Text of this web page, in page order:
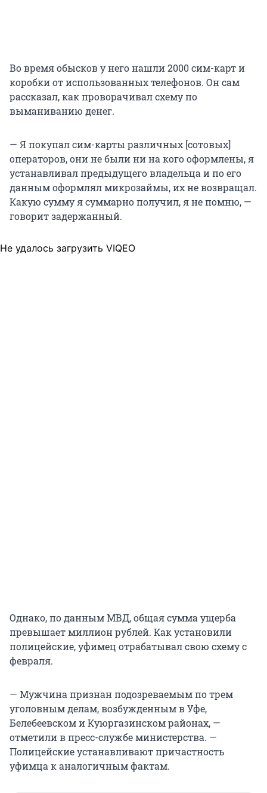
Во время обысков у него нашли 2000 сим-карт и
коробки от использованных телефонов. Он сам
рассказал, как проворачивал схему по
выманиванию денег.
— Я покупал сим-карты различных [сотовых]
операторов, они не были ни на кого оформлены, я
устанавливал предыдущего владельца и по его
данным оформлял микрозаймы, их не возвращал.
Какую сумму я суммарно получил, я не помню, —
говорит задержанный.
Не удалось загрузить VIQEO
Однако, по данным МВД, общая сумма ущерба
превышает миллион рублей. Как установили
полицейские, уфимец отрабатывал свою схему с
февраля.
— Мужчина признан подозреваемым по трем
уголовным делам, возбужденным в Уфе,
Белебеевском и Куюргазинском районах, —
отметили в пресс-службе министерства. —
Полицейские устанавливают причастность
уфимца к аналогичным фактам.